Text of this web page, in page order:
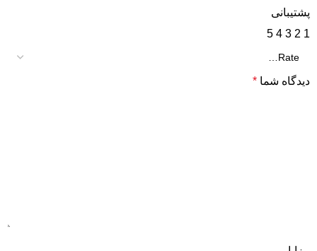
پشتیبانی
1
2
3
4
5
دیدگاه شما *